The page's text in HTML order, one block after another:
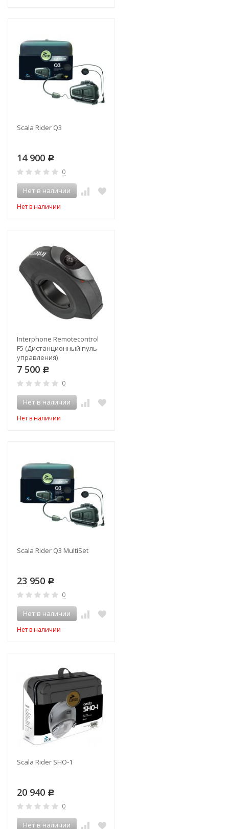
Scala Rider Q3
14 900 Р
0
Нет в наличии
Нет в наличии
Interphone Remotecontrol
F5 (Дистанционный пуль
управления)
7 500 Р
0
Нет в наличии
Нет в наличии
Scala Rider Q3 MultiSet
23 950 Р
0
Нет в наличии
Нет в наличии
Scala Rider SHO-1
20 940 Р
0
Нет в наличии